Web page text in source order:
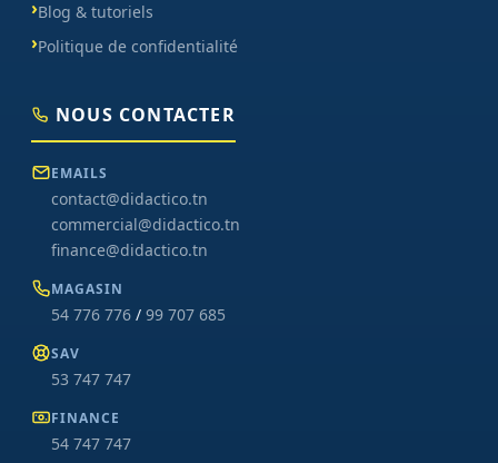
Blog & tutoriels
Politique de confidentialité
NOUS CONTACTER
EMAILS
contact@didactico.tn
commercial@didactico.tn
finance@didactico.tn
MAGASIN
54 776 776 / 99 707 685
SAV
53 747 747
FINANCE
54 747 747